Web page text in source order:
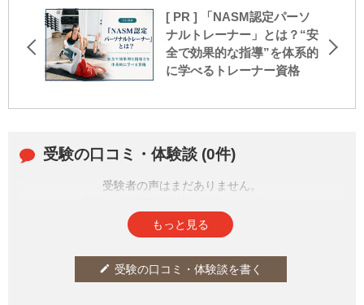
[ PR ] 「NASM認定パーソ
ナルトレーナー」とは？“安
全で効果的な指導”を体系的
に学べるトレーナー資格
受験の口コミ・体験談 (0件)
受験者の声はまだありません。
もっと見る
edit 受験の口コミ・体験談を書く